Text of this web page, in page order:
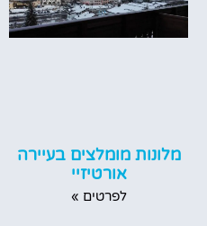
מלונות מומלצים בעיירה
אורטיזיי
לפרטים »